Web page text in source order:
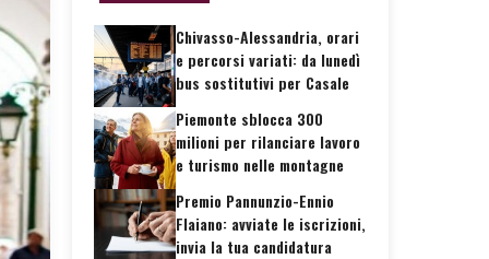
Chivasso-Alessandria, orari
e percorsi variati: da lunedì
bus sostitutivi per Casale
Piemonte sblocca 300
milioni per rilanciare lavoro
e turismo nelle montagne
Premio Pannunzio-Ennio
Flaiano: avviate le iscrizioni,
invia la tua candidatura